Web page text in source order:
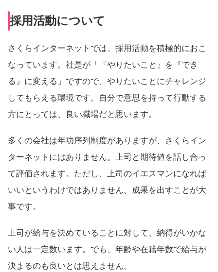
採用活動について
さくらインターネットでは、採用活動を積極的におこ
なっています。社是が「『やりたいこと』を『でき
る』に変える」ですので、やりたいことにチャレンジ
してもらえる環境です。自分で意思を持って行動する
方にとっては、良い職場だと思います。
多くの会社は年功序列制度がありますが、さくらイン
ターネットにはありません。上司と期待値を話し合っ
て評価されます。ただし、上司のイエスマンになれば
いいというわけではありません。成果を出すことが大
事です。
上司が給与を決めていることに対して、納得がいかな
い人は一定数います。でも、年齢や在籍年数で給与が
決まるのも良いとは思えません。